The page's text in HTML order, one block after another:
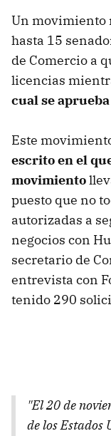
Un movimiento
hasta 15
de Comercio a
licencias
cual se
Este
escrito en el
movimiento
puesto que no
autorizadas a
negocios con
secretario de
entrevista con
tenido 290
"El 20 de
de los Estados